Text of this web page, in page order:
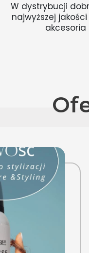
W dystrybucji
najwyższej
akcesoria